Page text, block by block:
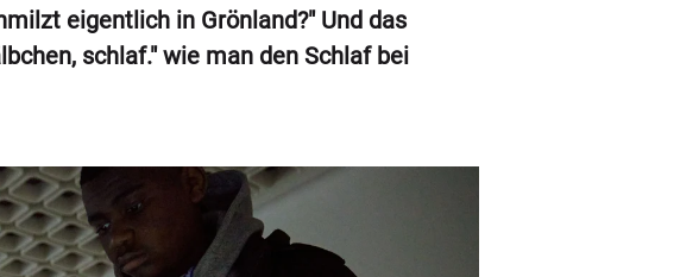
eigentlich in Grönland?" Und das
schlaf." wie man den Schlaf bei